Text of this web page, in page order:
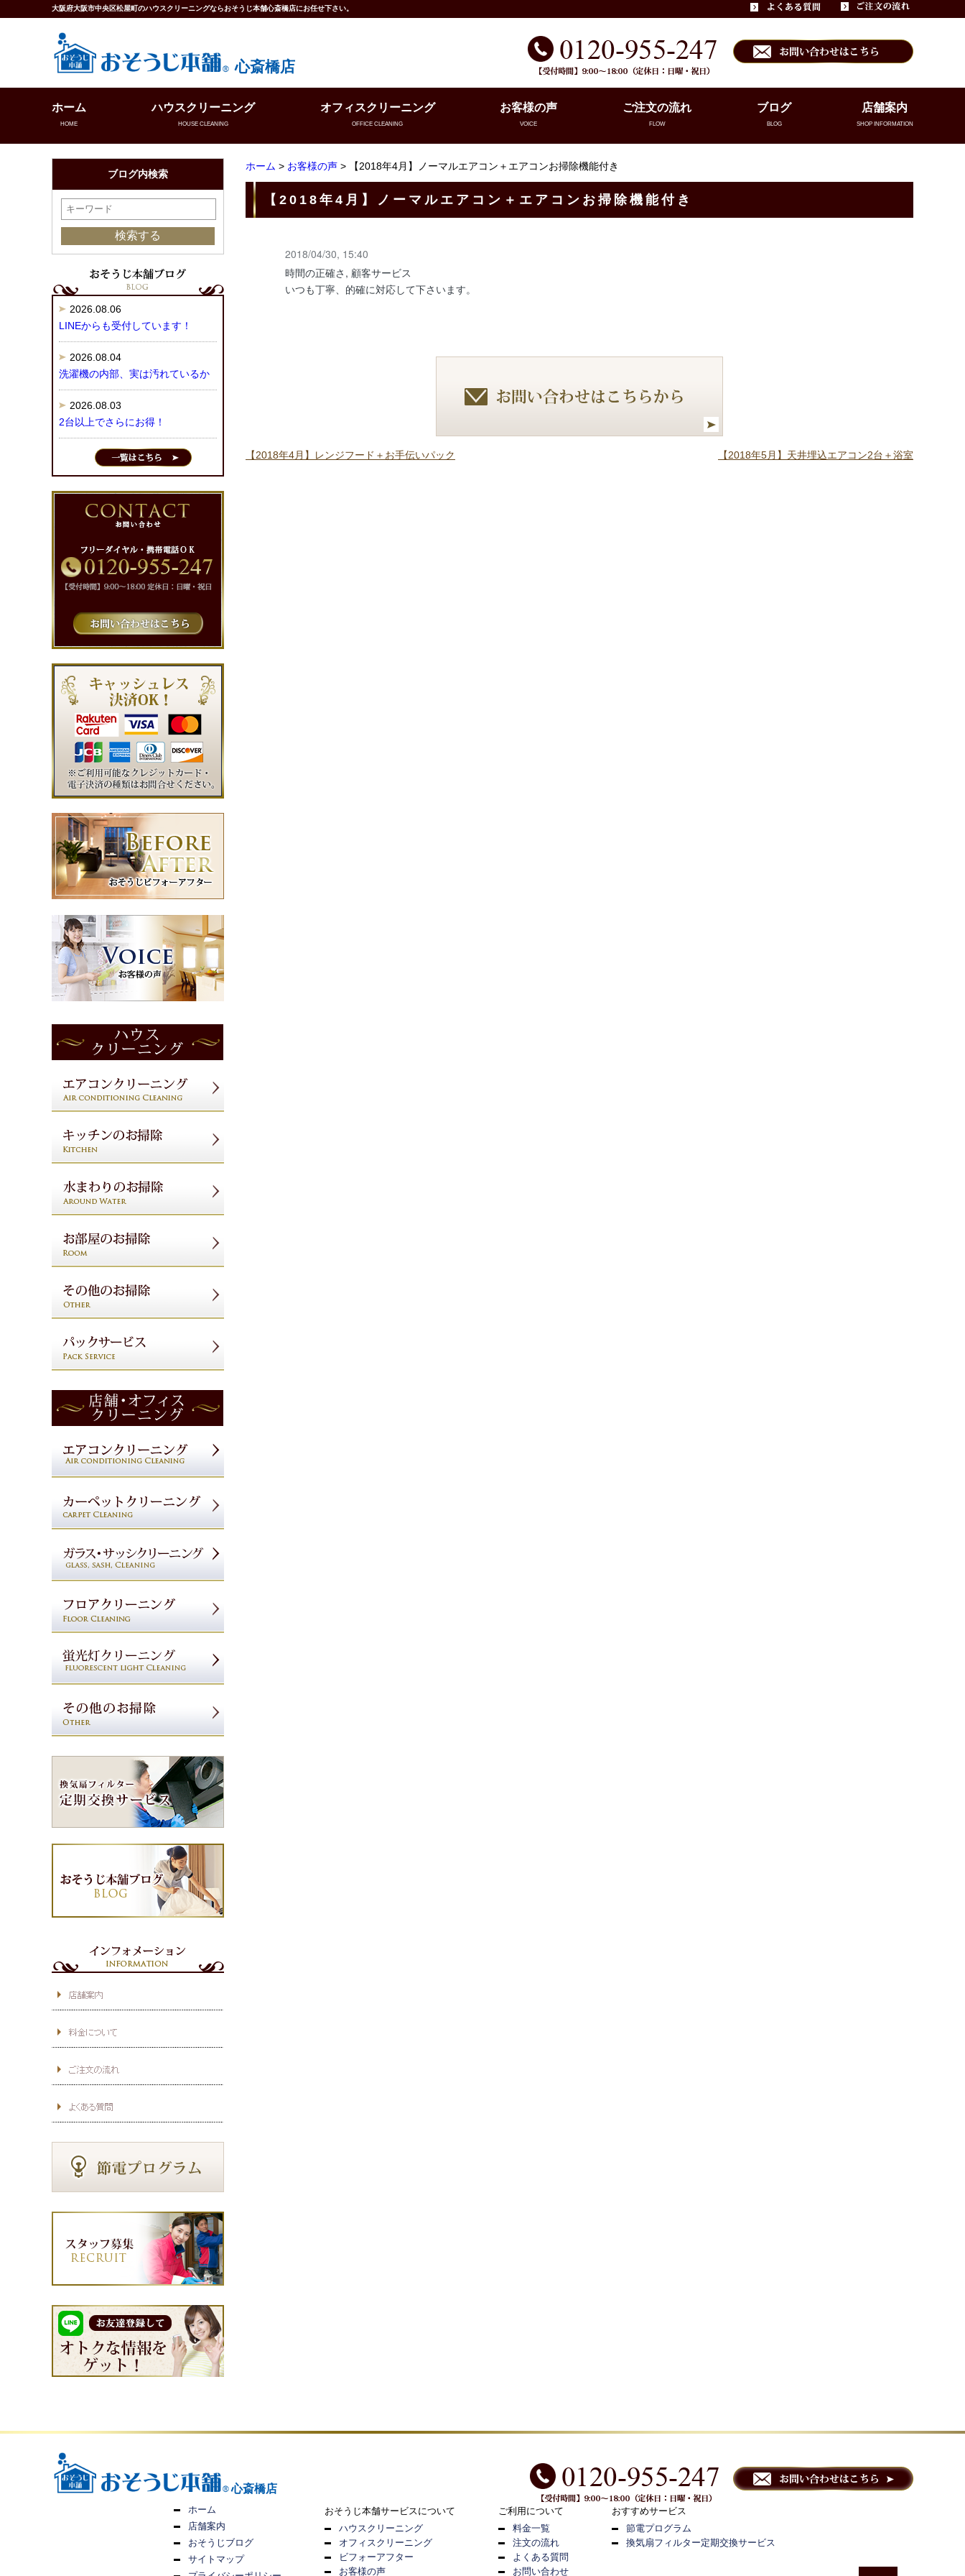
大阪府大阪市中央区松屋町のハウスクリーニングならおそうじ本舗心斎橋店にお任せ下さい。
心斎橋店
ホーム
HOME
ハウスクリーニング
HOUSE CLEANING
オフィスクリーニング
OFFICE CLEANING
お客様の声
VOICE
ご注文の流れ
FLOW
ブログ
BLOG
店舗案内
SHOP INFORMATION
ホーム > お客様の声 > 【2018年4月】ノーマルエアコン＋エアコンお掃除機能付き
【2018年4月】ノーマルエアコン＋エアコンお掃除機能付き
2018/04/30, 15:40
時間の正確さ, 顧客サービス
いつも丁寧、的確に対応して下さいます。
【2018年4月】レンジフード＋お手伝いパック 【2018年5月】天井埋込エアコン2台＋浴室
ブログ内検索
2026.08.06
LINEからも受付しています！
2026.08.04
洗濯機の内部、実は汚れているか
2026.08.03
2台以上でさらにお得！
心斎橋店
ホーム
店舗案内
おそうじブログ
サイトマップ
おそうじ本舗サービスについて
ハウスクリーニング
オフィスクリーニング
ビフォーアフター
お客様の声
ご利用について
料金一覧
注文の流れ
よくある質問
お問い合わせ
おすすめサービス
節電プログラム
換気扇フィルター定期交換サービス